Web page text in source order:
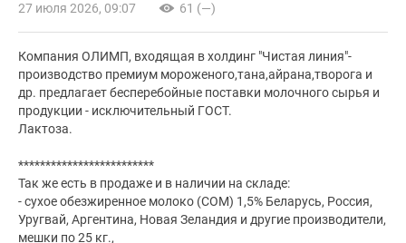
27 июля 2026, 09:07 61 (—)
Компания ОЛИМП, входящая в холдинг "Чистая линия"-
производство премиум мороженого,тана,айрана,творога и
др. предлагает бесперебойные поставки молочного сырья и
продукции - исключительный ГОСТ.
Лактоза.
*************************
Так же есть в продаже и в наличии на складе:
- сухое обезжиренное молоко (СОМ) 1,5% Беларусь, Россия,
Уругвай, Аргентина, Новая Зеландия и другие производители,
мешки по 25 кг.,